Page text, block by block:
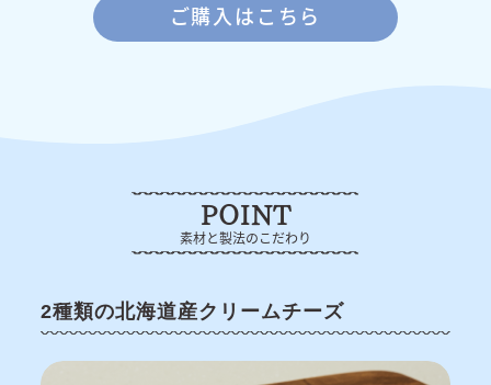
ご購入はこちら
POINT
素材と製法のこだわり
2種類の北海道産クリームチーズ